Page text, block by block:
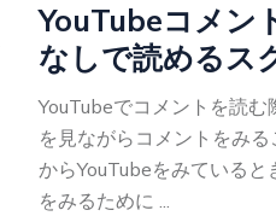
YouTubeコメン
なしで読めるス
YouTubeでコメントを読
を見ながらコメントをみ
からYouTubeをみている
をみるために ...